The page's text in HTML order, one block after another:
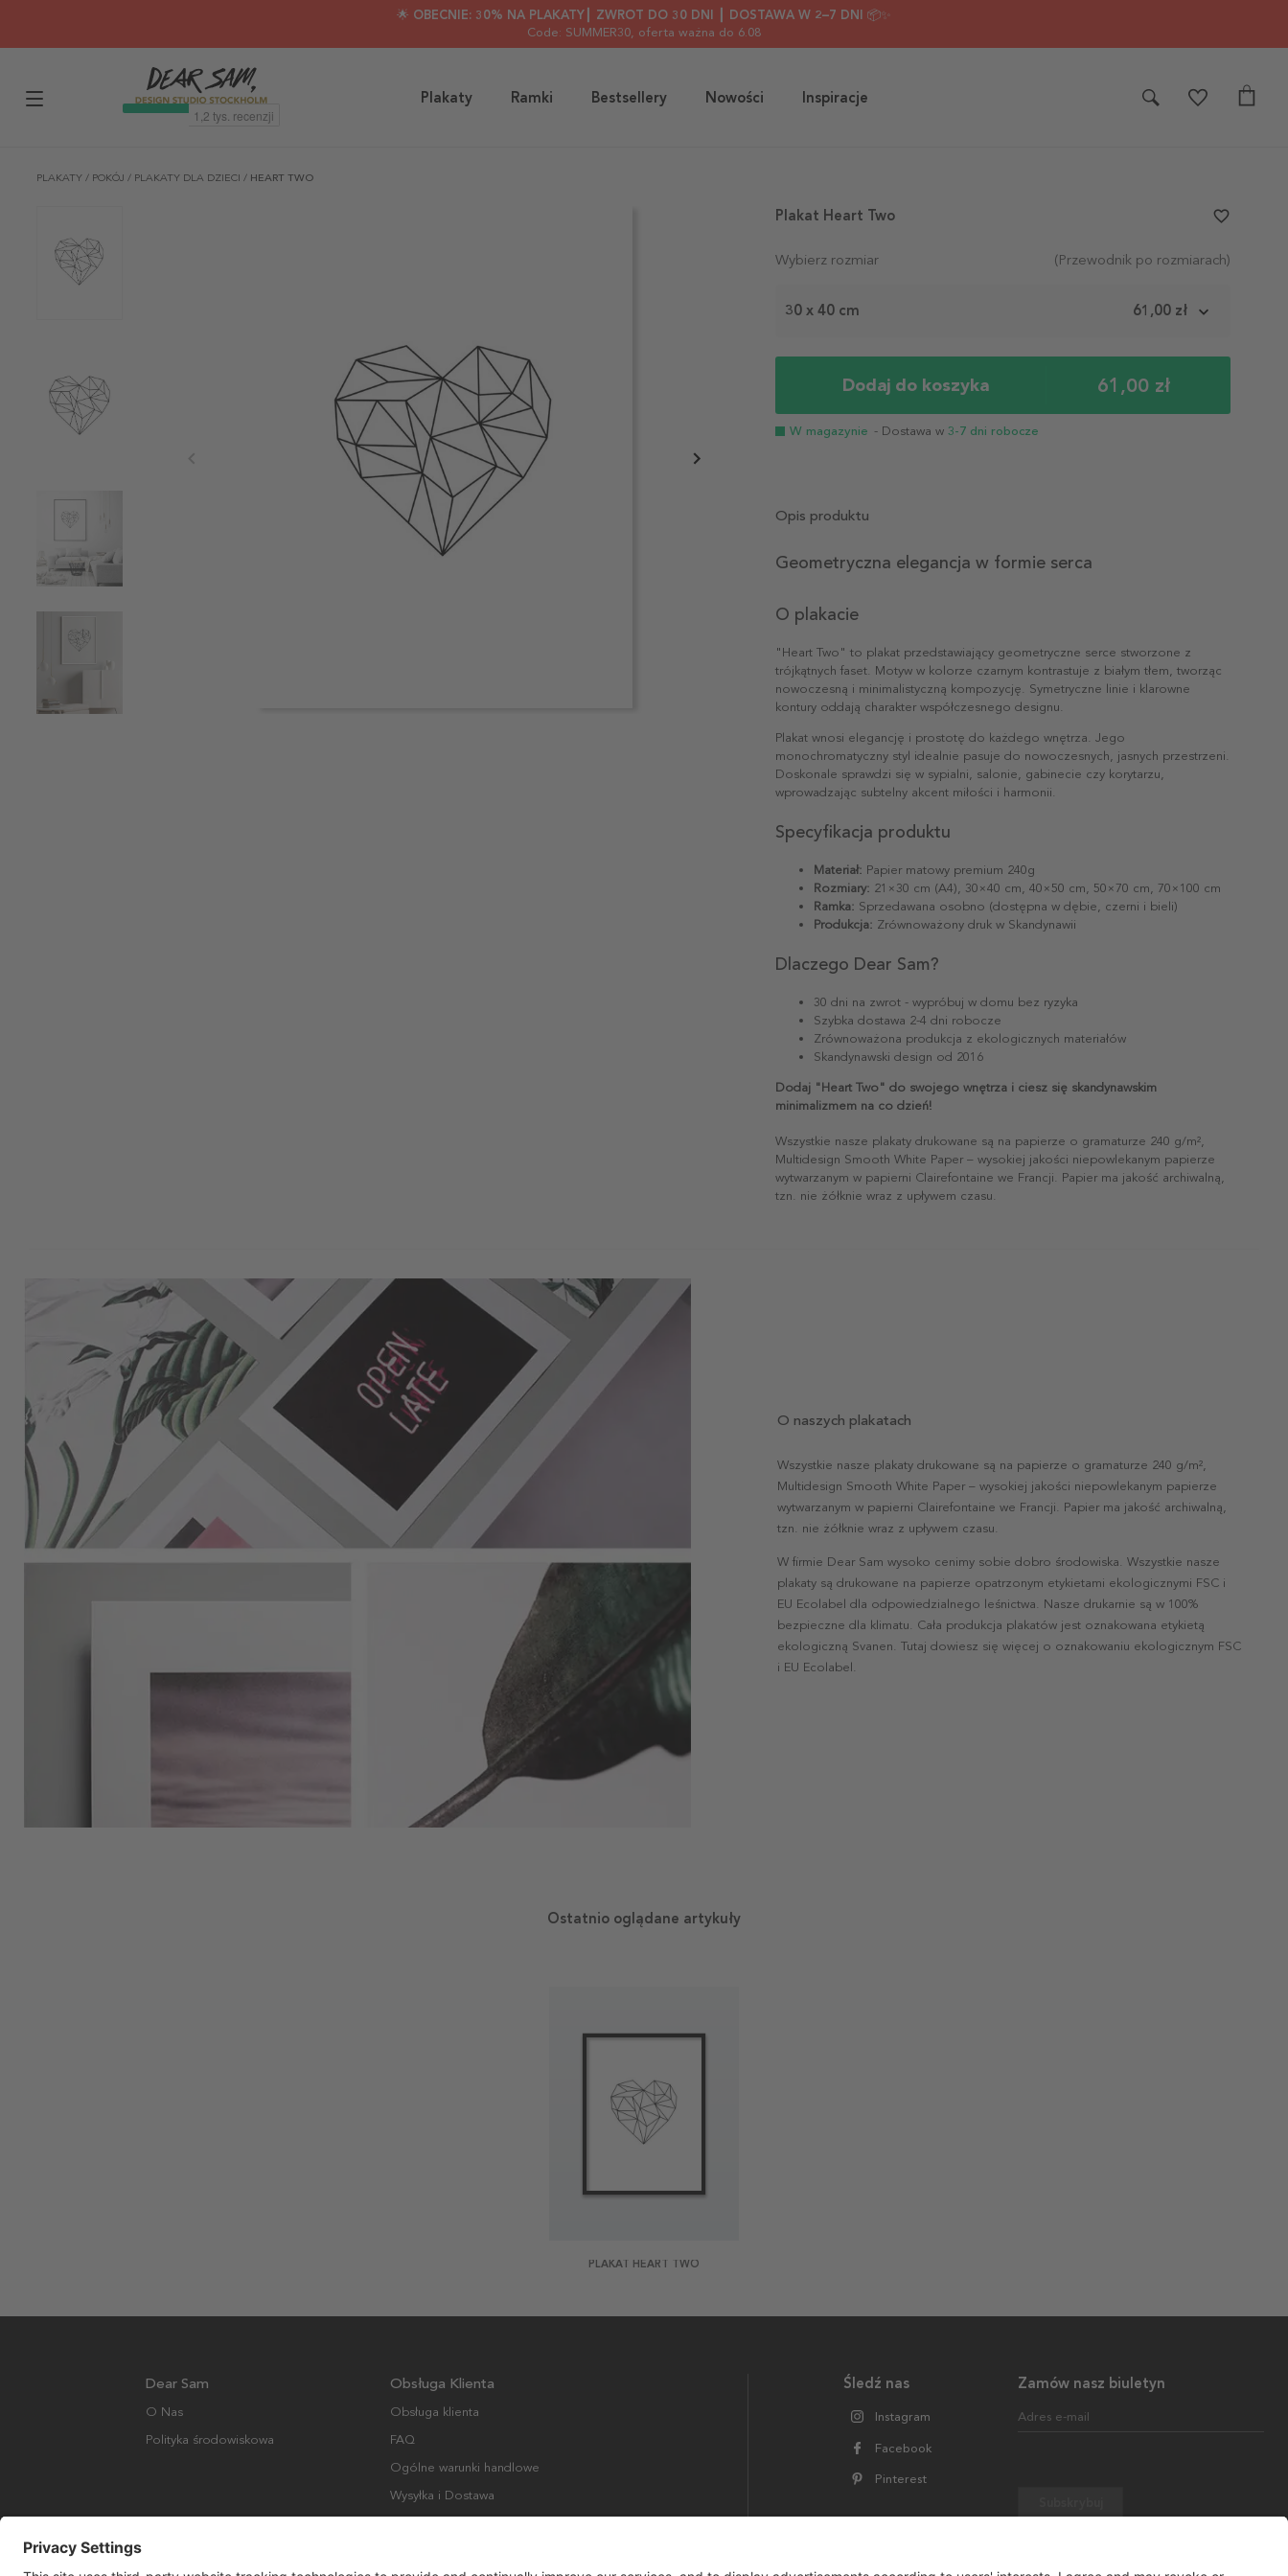
🌟 OBECNIE: 30% NA PLAKATY┃ ZWROT DO 30 DNI ┃ DOSTAWA W 2–7 DNI 📦✨
Code: SUMMER30, oferta ważna do 6.08
Plakaty Ramki Bestsellery Nowości Inspiracje
PLAKATY / POKÓJ / PLAKATY DLA DZIECI / HEART TWO
Wybierz rozmiar (Przewodnik po rozmiarach)
30 x 40 cm 61,00 zł
Dodaj do koszyka 61,00 zł
W magazynie - Dostawa w 3-7 dni robocze
Plakat Heart Two favorite_border
Opis produktu
Geometryczna elegancja w formie serca
O plakacie
"Heart Two" to plakat przedstawiający geometryczne serce stworzone z
trójkątnych faset. Motyw w kolorze czarnym kontrastuje z białym tłem, tworząc
nowoczesną i minimalistyczną kompozycję. Symetryczne linie i klarowne
kontury oddają charakter współczesnego designu.
Plakat wnosi elegancję i prostotę do każdego wnętrza. Jego
monochromatyczny styl idealnie pasuje do nowoczesnych, jasnych przestrzeni.
Doskonale sprawdzi się w sypialni, salonie, gabinecie czy korytarzu,
wprowadzając subtelny akcent miłości i harmonii.
Specyfikacja produktu
Materiał: Papier matowy premium 240g
Rozmiary: 21×30 cm (A4), 30×40 cm, 40×50 cm, 50×70 cm, 70×100 cm
Ramka: Sprzedawana osobno (dostępna w dębie, czerni i bieli)
Produkcja: Zrównoważony druk w Skandynawii
Dlaczego Dear Sam?
30 dni na zwrot - wypróbuj w domu bez ryzyka
Szybka dostawa 2-4 dni robocze
Zrównoważona produkcja z ekologicznych materiałów
Skandynawski design od 2016
Dodaj "Heart Two" do swojego wnętrza i ciesz się skandynawskim
minimalizmem na co dzień!
Wszystkie nasze plakaty drukowane są na papierze o gramaturze 240 g/m²,
Multidesign Smooth White Paper – wysokiej jakości niepowlekanym papierze
wytwarzanym w papierni Clairefontaine we Francji. Papier ma jakość archiwalną,
tzn. nie żółknie wraz z upływem czasu.
O naszych plakatach
Wszystkie nasze plakaty drukowane są na papierze o gramaturze 240 g/m²,
Multidesign Smooth White Paper – wysokiej jakości niepowlekanym papierze
wytwarzanym w papierni Clairefontaine we Francji. Papier ma jakość archiwalną,
tzn. nie żółknie wraz z upływem czasu.
W firmie Dear Sam wysoko cenimy sobie dobro środowiska. Wszystkie nasze
plakaty są drukowane na papierze opatrzonym etykietami ekologicznymi FSC i
EU Ecolabel dla odpowiedzialnego leśnictwa. Nasze drukarnie są w 100%
bezpieczne dla klimatu. Cała produkcja plakatów jest oznakowana etykietą
ekologiczną Svanen. Tutaj dowiesz się więcej o oznakowaniu ekologicznym FSC
i EU Ecolabel.
Ostatnio oglądane artykuły
PLAKAT HEART TWO
Zamów nasz biuletyn
Adres e-mail
Śledź nas
Instagram
Facebook
Pinterest
Dear Sam
O Nas
Polityka środowiskowa
Obsługa Klienta
Obsługa klienta
FAQ
Ogólne warunki handlowe
Wysyłka i Dostawa